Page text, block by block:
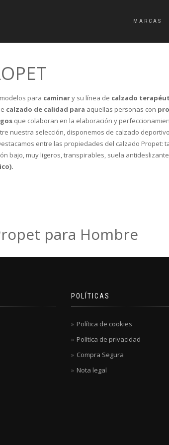
MARCAS
para caminary su línea de calzado
calzado de calidad para aquellas personas con
que colaboran en la elaboración y
nuestra selección, disponemos de calzado
entre las propiedades del calzado Propet:
bajo, muy ligeros, transpirables, suela
para Hombre
POLÍTICAS
Política de cookies
Política de privacidad
Compra Segura
Nota legal